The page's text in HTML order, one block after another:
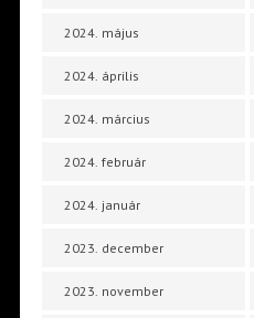
2024. május
2024. április
2024. március
2024. február
2024. január
2023. december
2023. november